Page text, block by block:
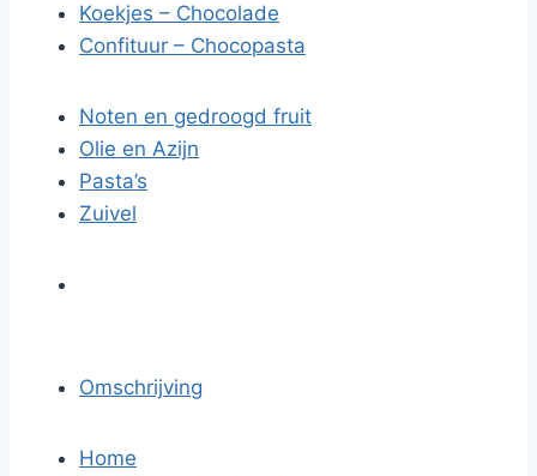
Koekjes – Chocolade
Confituur – Chocopasta
Noten en gedroogd fruit
Olie en Azijn
Pasta’s
Zuivel
Omschrijving
Home